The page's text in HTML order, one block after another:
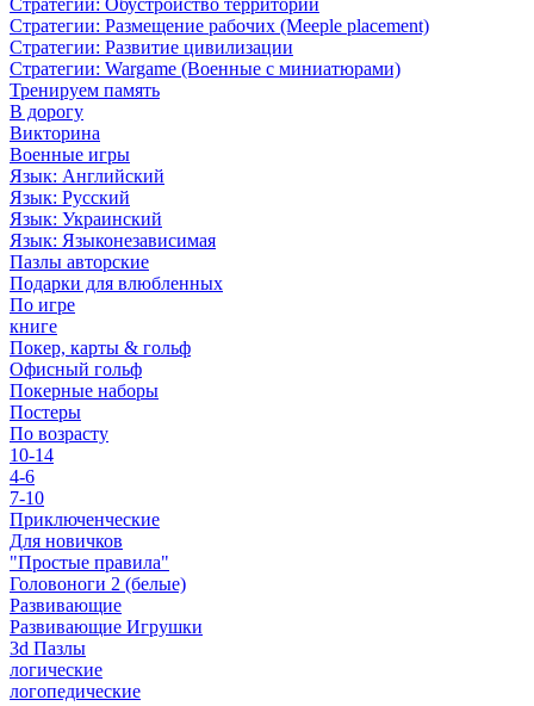
Стратегии: Обустройство территорий
Стратегии: Размещение рабочих (Meeple placement)
Стратегии: Развитие цивилизации
Стратегии: Wargame (Военные с миниатюрами)
Тренируем память
В дорогу
Викторина
Военные игры
Язык: Английский
Язык: Русский
Язык: Украинский
Язык: Языконезависимая
Пазлы авторские
Подарки для влюбленных
По игре
книге
Покер, карты & гольф
Офисный гольф
Покерные наборы
Постеры
По возрасту
10-14
4-6
7-10
Приключенческие
Для новичков
"Простые правила"
Головоноги 2 (белые)
Развивающие
Развивающие Игрушки
3d Пазлы
логические
логопедические